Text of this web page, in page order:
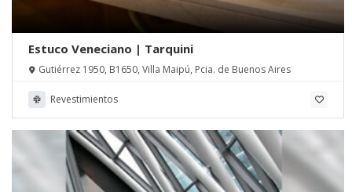
Estuco Veneciano | Tarquini
Gutiérrez 1950, B1650, Villa Maipú, Pcia. de Buenos Aires
Revestimientos